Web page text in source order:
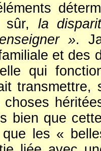
sûr, la
».
familiale et
qui
transmettre,
bien que
les «